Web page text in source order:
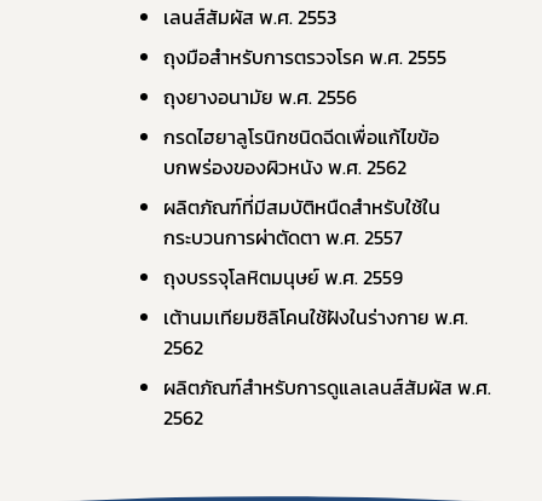
กรดไฮยาลูโรนิกชนิดฉีดเพื่อแก้ไขข้อ
ผลิตภัณฑ์ที่มีสมบัติหนืดสําหรับใช้ใน
เต้านมเทียมซิลิโคนใช้ฝังในร่างกาย พ.ศ.
ผลิตภัณฑ์สําหรับการดูแลเลนส์สัมผัส พ.ศ.